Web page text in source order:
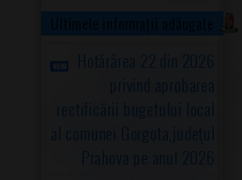
Ultimele informații adăugate
Hotărârea 22 din 2026
privind aprobarea
rectificării bugetului local
al comunei Gorgota,judeţul
Prahova pe anul 2026